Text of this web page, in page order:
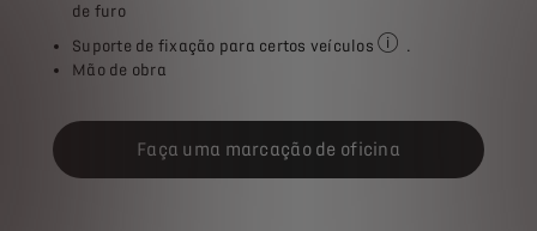
de furo
Suporte de fixação para certos veículos
.
Mão de obra​
Faça uma marcação de oficina